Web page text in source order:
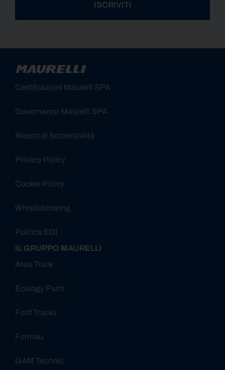
ISCRIVITI
Certificazioni Maurelli SPA
Governance Maurelli SPA
Report di Sostenibilità
Privacy Policy
Cookie Policy
Whistleblowing
Politica EDI
IL GRUPPO MAURELLI
Area Truck
Ecology Parts
Ford Trucks
Formau
GAM Technic